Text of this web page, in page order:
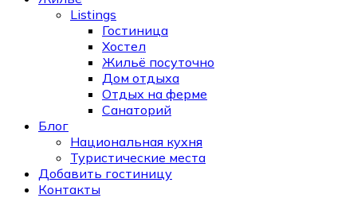
Listings
Гостиница
Хостел
Жильё посуточно
Дом отдыха
Отдых на ферме
Санаторий
Блог
Национальная кухня
Туристические места
Добавить гостиницу
Контакты